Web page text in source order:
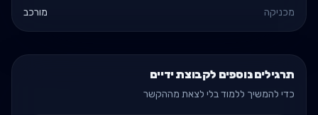
מכניקה
מורכב
תרגילים נוספים לקבוצת ידיים
כדי להמשיך ללמוד בלי לצאת מההקשר